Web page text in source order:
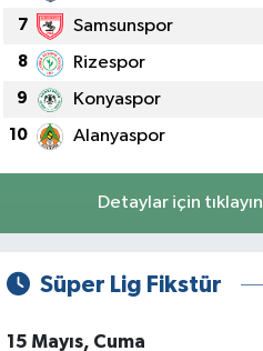
7 Samsunspor
8 Rizespor
9 Konyaspor
10 Alanyaspor
Detaylar için tıklayın
Süper Lig Fikstür
15 Mayıs, Cuma